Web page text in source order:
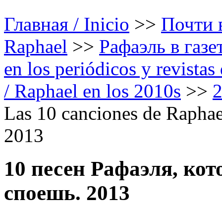
Главная / Inicio >> Почти
Raphael >> Рафаэль в
en los periódicos y
/ Raphael en los 2010s >>
Las 10 canciones de
2013
10 песен Рафаэля,
споешь. 2013